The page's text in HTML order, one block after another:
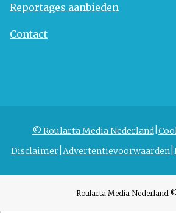
Reportages aanbieden
Contact
© Roularta Media Nederland
Disclaimer Advertentievoorwaarden
Roularta Media Nederland